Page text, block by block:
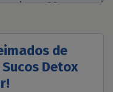
de
Detox